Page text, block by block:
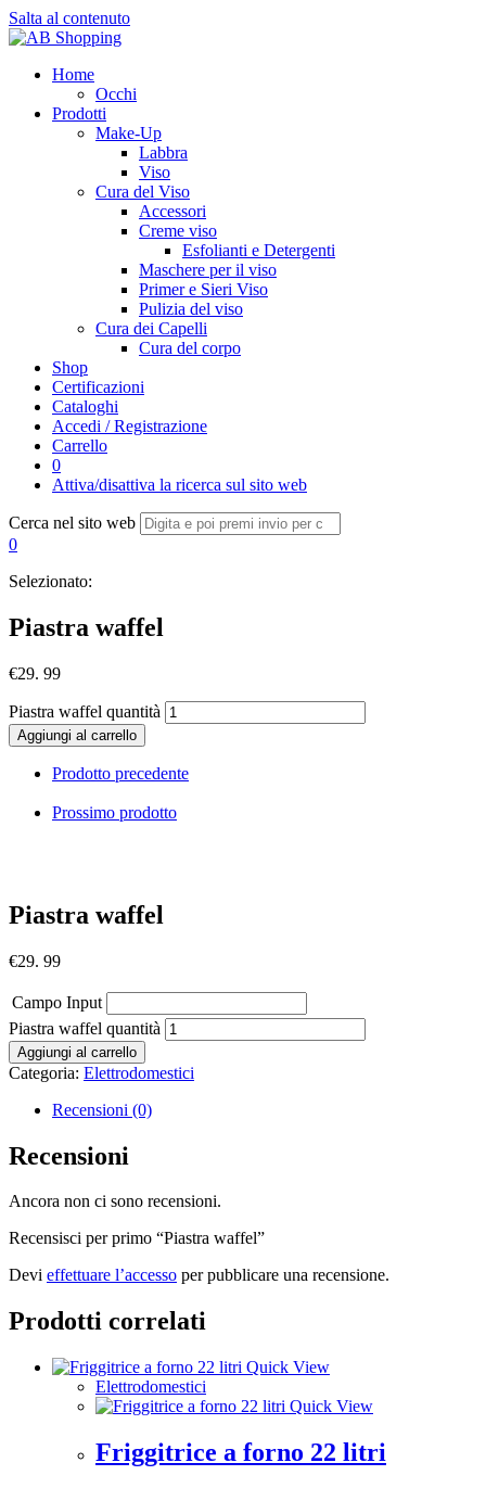
Salta al contenuto
Home
Occhi
Prodotti
Make-Up
Labbra
Viso
Cura del Viso
Accessori
Creme viso
Esfolianti e Detergenti
Maschere per il viso
Primer e Sieri Viso
Pulizia del viso
Cura dei Capelli
Cura del corpo
Shop
Certificazioni
Cataloghi
Accedi / Registrazione
Carrello
0
Attiva/disattiva la ricerca sul sito web
Cerca nel sito web
0
Selezionato:
Piastra waffel
€29. 99
Piastra waffel quantità
Aggiungi al carrello
Prodotto precedente
Prossimo prodotto
Piastra waffel
€29. 99
Campo Input
Piastra waffel quantità
Aggiungi al carrello
Categoria: Elettrodomestici
Recensioni (0)
Recensioni
Ancora non ci sono recensioni.
Recensisci per primo “Piastra waffel”
Devi effettuare l’accesso per pubblicare una recensione.
Prodotti correlati
Quick View
Elettrodomestici
Quick View
Friggitrice a forno 22 litri